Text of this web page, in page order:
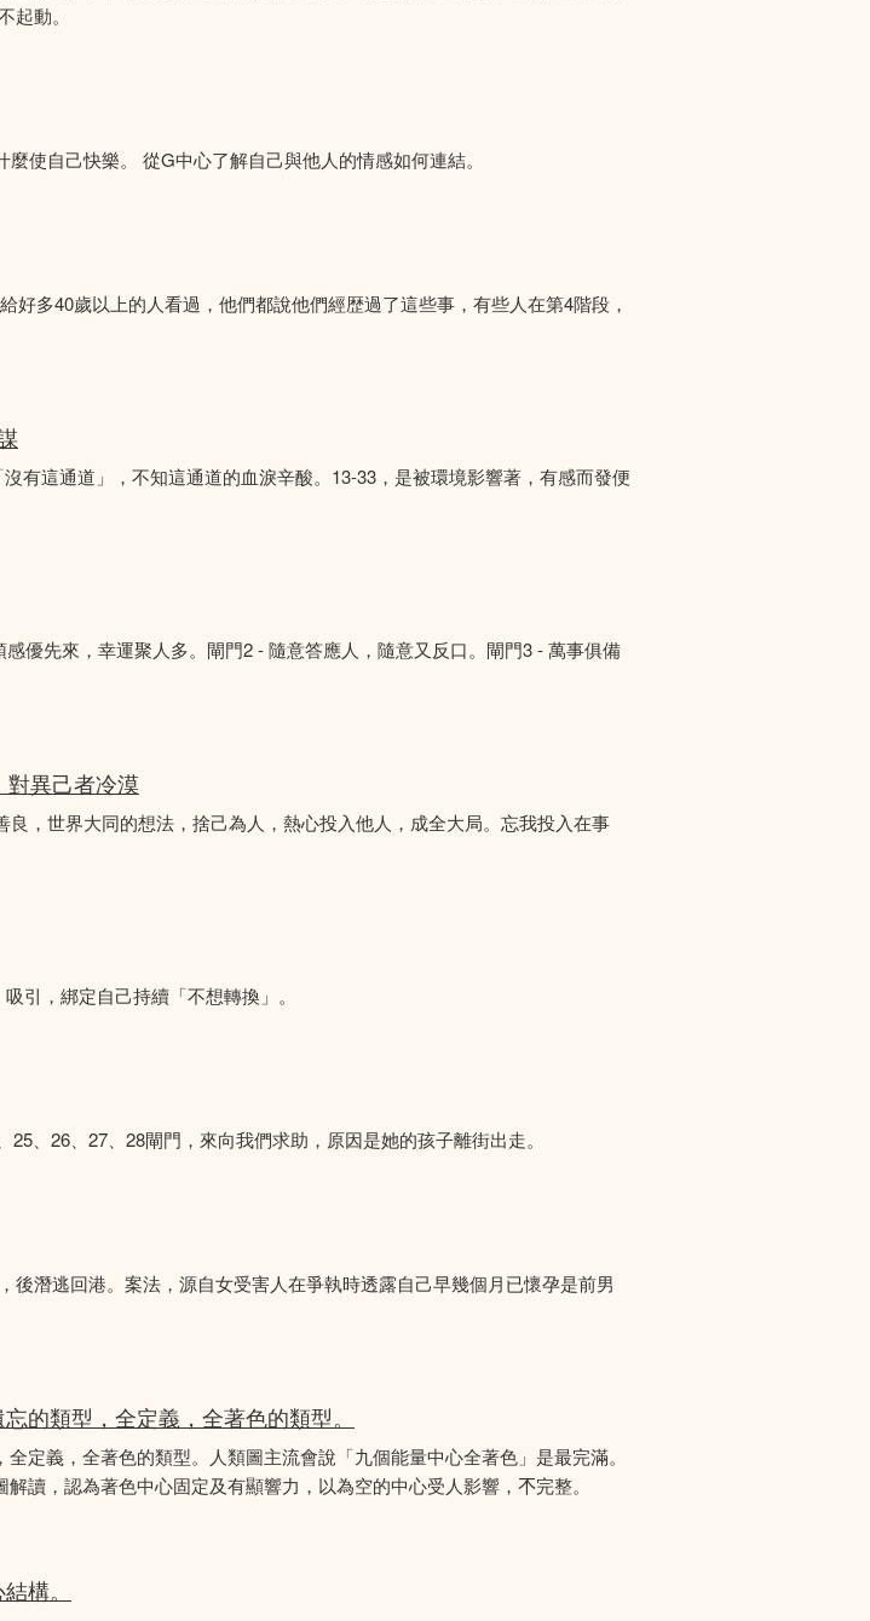
動。
使自己快樂。 從G中心了解自己與他人的情感如何連結。
多40歲以上的人看過，他們都說他們經歴過了這些事，有些人在第4階段，
有這通道」，不知這通道的血淚辛酸。13-33，是被環境影響著，有感而發便
優先來，幸運聚人多。閘門2 - 隨意答應人，隨意又反口。閘門3 - 萬事俱備
對異己者冷漠
，世界大同的想法，捨己為人，熱心投入他人，成全大局。忘我投入在事
引，綁定自己持續「不想轉換」。
、26、27、28閘門，來向我們求助，原因是她的孩子離街出走。
潛逃回港。案法，源自女受害人在爭執時透露自己早幾個月已懷孕是前男
的類型，全定義，全著色的類型。
定義，全著色的類型。人類圖主流會說「九個能量中心全著色」是最完滿。
讀，認為著色中心固定及有顯響力，以為空的中心受人影響，𣎴完整。
構。